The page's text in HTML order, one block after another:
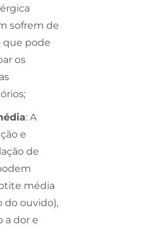
sofrem de
que pode
os
: A
e
de
média
do ouvido),
a dor e